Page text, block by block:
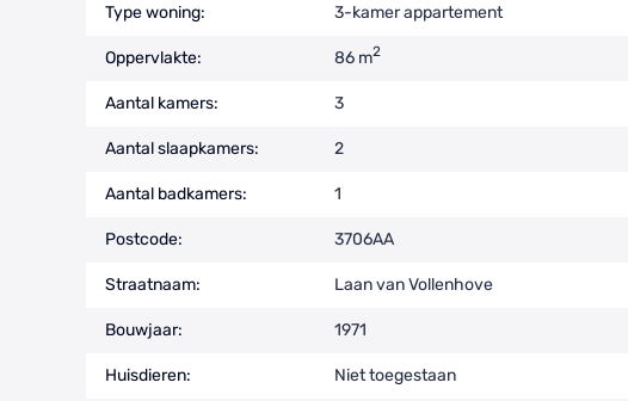
Type woning: 3-kamer appartement
Oppervlakte: 86 m2
Aantal kamers: 3
Aantal slaapkamers: 2
Aantal badkamers: 1
Postcode: 3706AA
Straatnaam: Laan van Vollenhove
Bouwjaar: 1971
Huisdieren: Niet toegestaan